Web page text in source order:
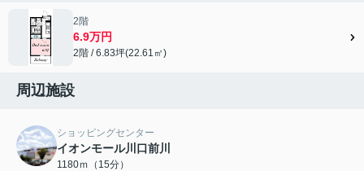
2階
6.9万円
2階 / 6.83坪(22.61㎡)
周辺施設
ショッピングセンター
イオンモール川口前川
1180ｍ（15分）